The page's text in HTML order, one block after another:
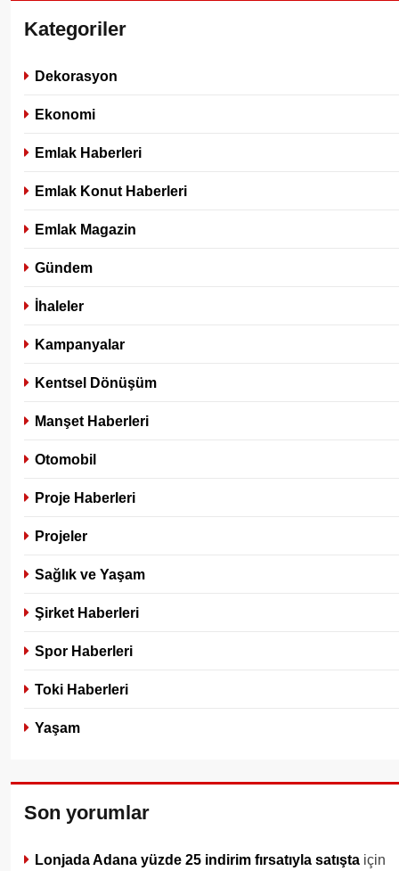
Kategoriler
Dekorasyon
Ekonomi
Emlak Haberleri
Emlak Konut Haberleri
Emlak Magazin
Gündem
İhaleler
Kampanyalar
Kentsel Dönüşüm
Manşet Haberleri
Otomobil
Proje Haberleri
Projeler
Sağlık ve Yaşam
Şirket Haberleri
Spor Haberleri
Toki Haberleri
Yaşam
Son yorumlar
Lonjada Adana yüzde 25 indirim fırsatıyla satışta için